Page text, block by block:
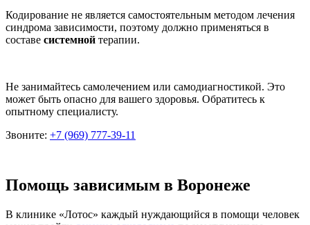
Кодирование не является самостоятельным методом лечения
синдрома зависимости, поэтому должно применяться в
составе системной терапии.
Не занимайтесь самолечением или самодиагностикой. Это
может быть опасно для вашего здоровья. Обратитесь к
опытному специалисту.
Звоните: +7 (969) 777-39-11
Помощь зависимым в Воронеже
В клинике «Лотос» каждый нуждающийся в помощи человек